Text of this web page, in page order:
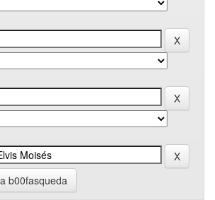
b00fasqueda